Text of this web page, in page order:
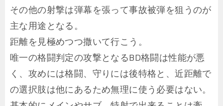
その他の射撃は弾幕を張って事故被弾を狙うのが
主な用途となる。
距離を見極めつつ撒いて行こう。
唯一の格闘判定の攻撃となるBD格闘は性能が悪
く、攻めには格闘、守りには後特格と、近距離で
の選択肢は他にあるため無理に使う必要はない。